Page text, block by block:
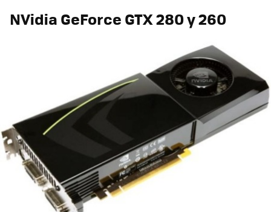
NVidia GeForce GTX 280 y 260